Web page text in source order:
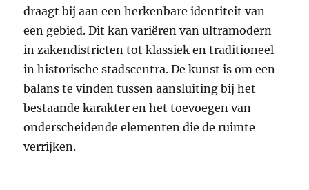
draagt bij aan een herkenbare identiteit van
een gebied. Dit kan variëren van ultramodern
in zakendistricten tot klassiek en traditioneel
in historische stadscentra. De kunst is om een
balans te vinden tussen aansluiting bij het
bestaande karakter en het toevoegen van
onderscheidende elementen die de ruimte
verrijken.